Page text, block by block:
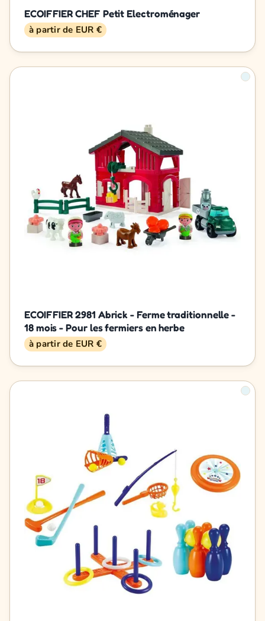
ECOIFFIER CHEF Petit Electroménager
à partir de EUR €
ECOIFFIER 2981 Abrick - Ferme traditionnelle -
18 mois - Pour les fermiers en herbe
à partir de EUR €